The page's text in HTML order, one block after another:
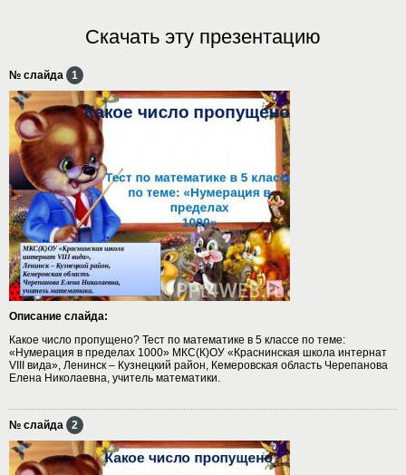
Скачать эту презентацию
№ слайда 1
Описание слайда:
Какое число пропущено? Тест по математике в 5 классе по теме:
«Нумерация в пределах 1000» МКС(К)ОУ «Краснинская школа интернат
VIII вида», Ленинск – Кузнецкий район, Кемеровская область Черепанова
Елена Николаевна, учитель математики.
№ слайда 2